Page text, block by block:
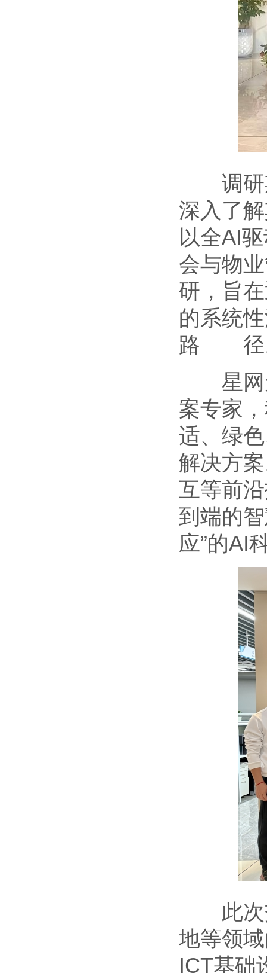
调研期
深入了
以全AI
会与物
研，旨
的系统
路 径
星网天
案专家
适、绿
解决方
互等前
到端的
应”的AI
此次交
地等领
ICT基础